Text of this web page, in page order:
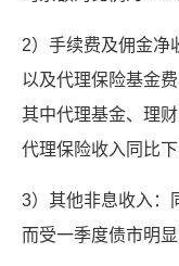
2）手续费及佣金净
以及代理保险基金
其中代理基金、理
代理保险收入同比下
3）其他非息收入：
而受一季度债市明